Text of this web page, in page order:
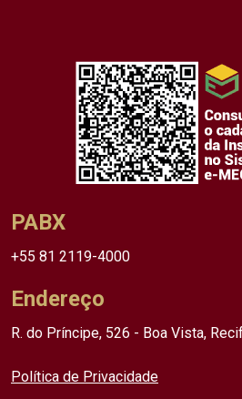
PABX
+55 81 2119-4000
Endereço
R. do Príncipe, 526 - Boa Vista,
Política de Privacidade